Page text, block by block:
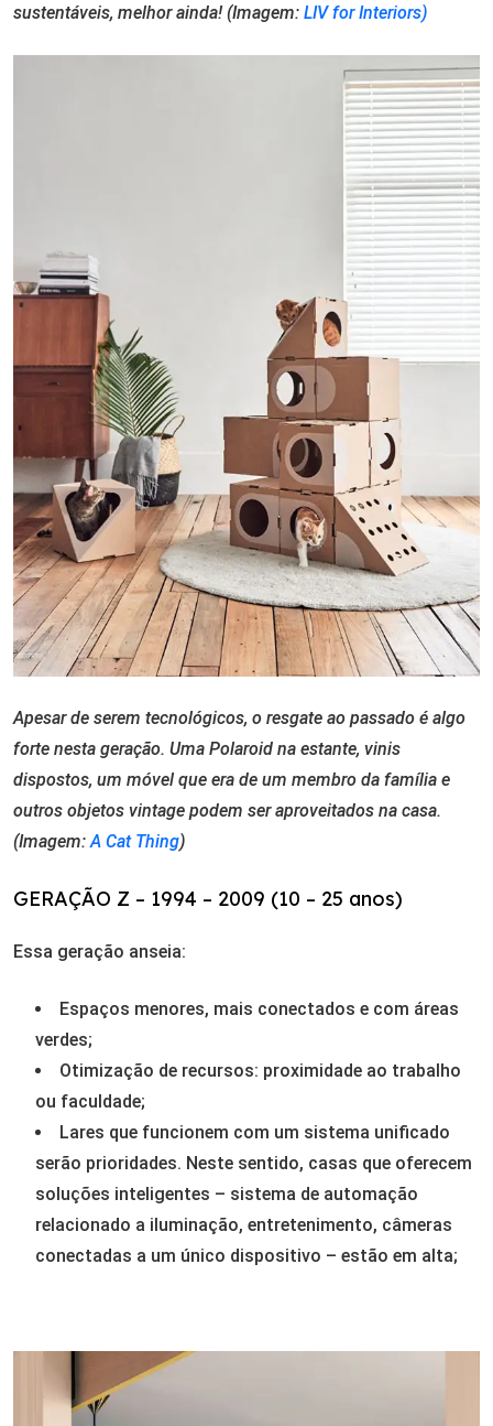
sustentáveis, melhor ainda! (Imagem: LIV for Interiors)
Apesar de serem tecnológicos, o resgate ao passado é algo
forte nesta geração. Uma Polaroid na estante, vinis
dispostos, um móvel que era de um membro da família e
outros objetos vintage podem ser aproveitados na casa.
(Imagem:A Cat Thing)
GERAÇÃO Z – 1994 – 2009 (10 – 25 anos)
Essa geração anseia:
Espaços menores, mais conectados e com áreas
verdes;
Otimização de recursos: proximidade ao trabalho
ou faculdade;
Lares que funcionem com um sistema unificado
serão prioridades. Neste sentido, casas que oferecem
soluções inteligentes – sistema de automação
relacionado a iluminação, entretenimento, câmeras
conectadas a um único dispositivo – estão em alta;